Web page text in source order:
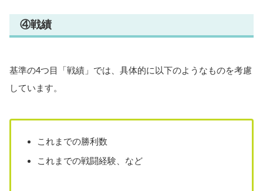
④戦績
基準の4つ目「戦績」では、具体的に以下のようなものを考慮
しています。
これまでの勝利数
これまでの戦闘経験、など